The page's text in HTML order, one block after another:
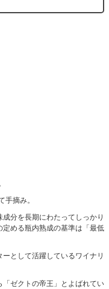
摘み。
分を長期にわたってしっかり
める瓶内熟成の基準は「最低
として活躍しているワイナリ
ゼクトの帝王」とよばれてい